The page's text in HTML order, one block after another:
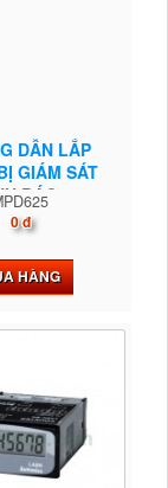
DẪN LẮP
GIÁM SÁT
BÁO...
0 đ
HÀNG